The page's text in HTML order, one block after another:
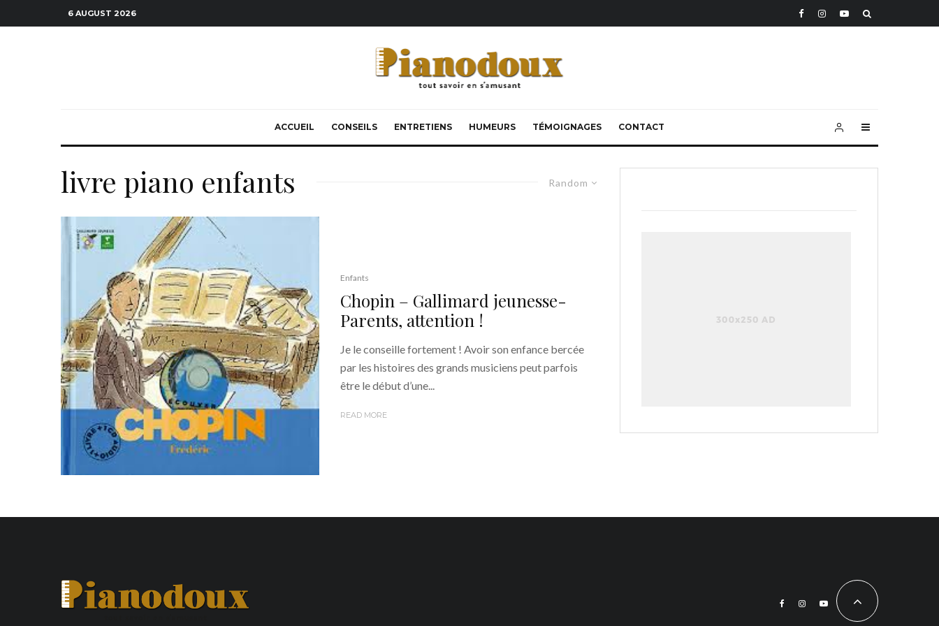
6 AUGUST 2026
ACCUEIL CONSEILS ENTRETIENS HUMEURS TÉMOIGNAGES CONTACT
Random
livre piano enfants
Enfants
Chopin – Gallimard jeunesse-
Parents, attention !
Je le conseille fortement ! Avoir son enfance bercée
par les histoires des grands musiciens peut parfois
être le début d’une...
READ MORE